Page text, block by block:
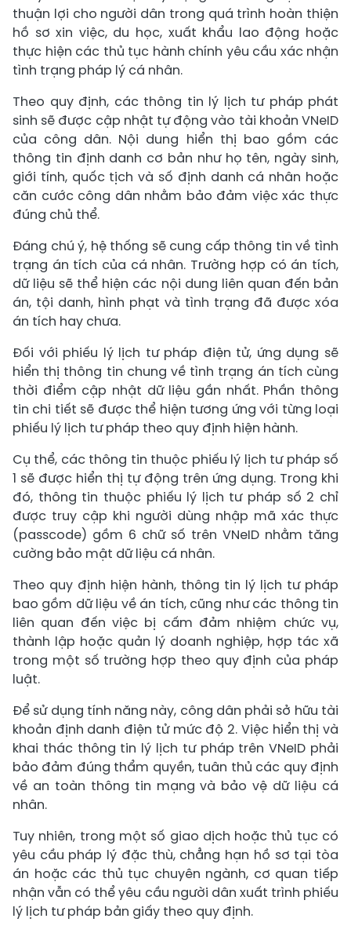
thuận lợi cho người dân trong quá trình hoàn thiện
hồ sơ xin việc, du học, xuất khẩu lao động hoặc
thực hiện các thủ tục hành chính yêu cầu xác nhận
tình trạng pháp lý cá nhân.
Theo quy định, các thông tin lý lịch tư pháp phát
sinh sẽ được cập nhật tự động vào tài khoản VNeID
của công dân. Nội dung hiển thị bao gồm các
thông tin định danh cơ bản như họ tên, ngày sinh,
giới tính, quốc tịch và số định danh cá nhân hoặc
căn cước công dân nhằm bảo đảm việc xác thực
đúng chủ thể.
Đáng chú ý, hệ thống sẽ cung cấp thông tin về tình
trạng án tích của cá nhân. Trường hợp có án tích,
dữ liệu sẽ thể hiện các nội dung liên quan đến bản
án, tội danh, hình phạt và tình trạng đã được xóa
án tích hay chưa.
Đối với phiếu lý lịch tư pháp điện tử, ứng dụng sẽ
hiển thị thông tin chung về tình trạng án tích cùng
thời điểm cập nhật dữ liệu gần nhất. Phần thông
tin chi tiết sẽ được thể hiện tương ứng với từng loại
phiếu lý lịch tư pháp theo quy định hiện hành.
Cụ thể, các thông tin thuộc phiếu lý lịch tư pháp số
1 sẽ được hiển thị tự động trên ứng dụng. Trong khi
đó, thông tin thuộc phiếu lý lịch tư pháp số 2 chỉ
được truy cập khi người dùng nhập mã xác thực
(passcode) gồm 6 chữ số trên VNeID nhằm tăng
cường bảo mật dữ liệu cá nhân.
Theo quy định hiện hành, thông tin lý lịch tư pháp
bao gồm dữ liệu về án tích, cũng như các thông tin
liên quan đến việc bị cấm đảm nhiệm chức vụ,
thành lập hoặc quản lý doanh nghiệp, hợp tác xã
trong một số trường hợp theo quy định của pháp
luật.
Để sử dụng tính năng này, công dân phải sở hữu tài
khoản định danh điện tử mức độ 2. Việc hiển thị và
khai thác thông tin lý lịch tư pháp trên VNeID phải
bảo đảm đúng thẩm quyền, tuân thủ các quy định
về an toàn thông tin mạng và bảo vệ dữ liệu cá
nhân.
Tuy nhiên, trong một số giao dịch hoặc thủ tục có
yêu cầu pháp lý đặc thù, chẳng hạn hồ sơ tại tòa
án hoặc các thủ tục chuyên ngành, cơ quan tiếp
nhận vẫn có thể yêu cầu người dân xuất trình phiếu
lý lịch tư pháp bản giấy theo quy định.